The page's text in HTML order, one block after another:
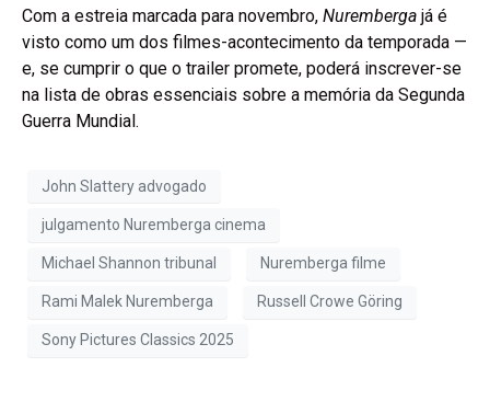
Com a estreia marcada para novembro, Nuremberga já é
visto como um dos filmes-acontecimento da temporada —
e, se cumprir o que o trailer promete, poderá inscrever-se
na lista de obras essenciais sobre a memória da Segunda
Guerra Mundial.
John Slattery advogado
julgamento Nuremberga cinema
Michael Shannon tribunal Nuremberga filme
Rami Malek Nuremberga Russell Crowe Göring
Sony Pictures Classics 2025